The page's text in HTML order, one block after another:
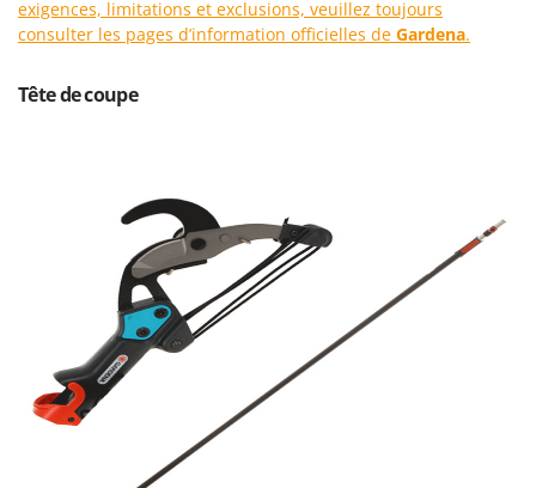
Motobineuses
Motofaucheuses
Moulins à farine
Nettoyeurs et Balais à vapeur
Nettoyeurs haute pression
Nettoyeurs tapis, moquettes et tapisseries
P
Peignes vibreurs et Secoueurs à olives
Pelles rétros pour tracteur
FARMER
FBC
Ferroni
Fiorentini
Fiskars
Flymo
Forest Master
exigences, limitations et exclusions, veuillez toujours
consulter les pages d’information officielles de Gardena.
Tête de coupe